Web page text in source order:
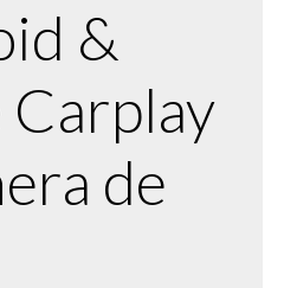
&
Carplay
de